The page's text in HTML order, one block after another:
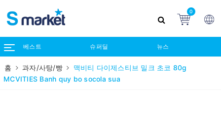
0
베스트 슈퍼딜 뉴스
홈 과자/사탕/빵
맥비티 다이제스티브 밀크 초코 80g
MCVITIES Banh quy bo socola sua